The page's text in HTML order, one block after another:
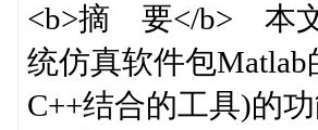
<b>摘 要</b> 本文
统仿真软件包
C++结合的工具)